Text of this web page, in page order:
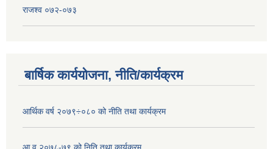
राजश्व ०७२-०७३
बार्षिक कार्ययोजना, नीति/कार्यक्रम
आर्थिक वर्ष २०७९÷०८० को नीति तथा कार्यक्रम